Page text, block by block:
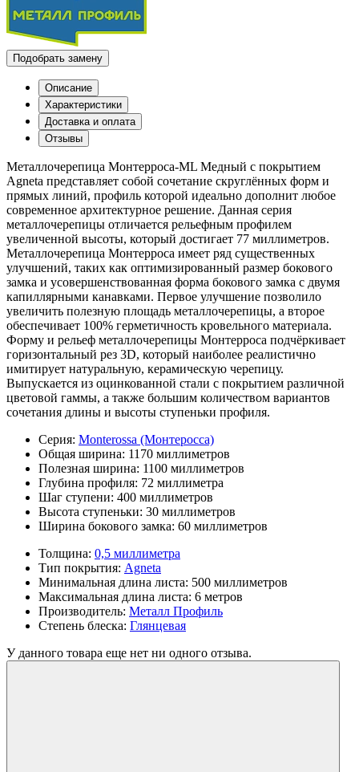
Подобрать замену
Описание
Характеристики
Доставка и оплата
Отзывы
Металлочерепица Монтерроса-ML Медный с покрытием
Agneta представляет собой сочетание скруглённых форм и
прямых линий, профиль которой идеально дополнит любое
современное архитектурное решение. Данная серия
металлочерепицы отличается рельефным профилем
увеличенной высоты, который достигает 77 миллиметров.
Металлочерепица Монтерроса имеет ряд существенных
улучшений, таких как оптимизированный размер бокового
замка и усовершенствованная форма бокового замка с двумя
капиллярными канавками. Первое улучшение позволило
увеличить полезную площадь металлочерепицы, а второе
обеспечивает 100% герметичность кровельного материала.
Форму и рельеф металлочерепицы Монтерроса подчёркивает
горизонтальный рез 3D, который наиболее реалистично
имитирует натуральную, керамическую черепицу.
Выпускается из оцинкованной стали с покрытием различной
цветовой гаммы, а также большим количеством вариантов
сочетания длины и высоты ступеньки профиля.
Серия: Monterossa (Монтеросса)
Общая ширина: 1170 миллиметров
Полезная ширина: 1100 миллиметров
Глубина профиля: 72 миллиметра
Шаг ступени: 400 миллиметров
Высота ступеньки: 30 миллиметров
Ширина бокового замка: 60 миллиметров
Толщина: 0,5 миллиметра
Тип покрытия: Agneta
Минимальная длина листа: 500 миллиметров
Максимальная длина листа: 6 метров
Производитель: Металл Профиль
Степень блеска: Глянцевая
У данного товара еще нет ни одного отзыва.